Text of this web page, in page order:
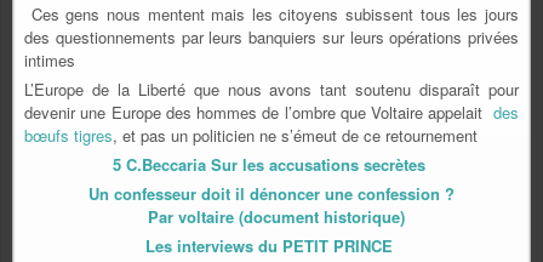
Ces gens nous mentent mais les citoyens subissent tous les jours
des questionnements par leurs banquiers sur leurs opérations privées
intimes
L’Europe de la Liberté que nous avons tant soutenu disparaît pour
devenir une Europe des hommes de l’ombre que Voltaire appelait des
bœufs tigres, et pas un politicien ne s’émeut de ce retournement
5 C.Beccaria Sur les accusations secrètes
Un confesseur doit il dénoncer une confession ?
Par voltaire (document historique)
Les interviews du PETIT PRINCE